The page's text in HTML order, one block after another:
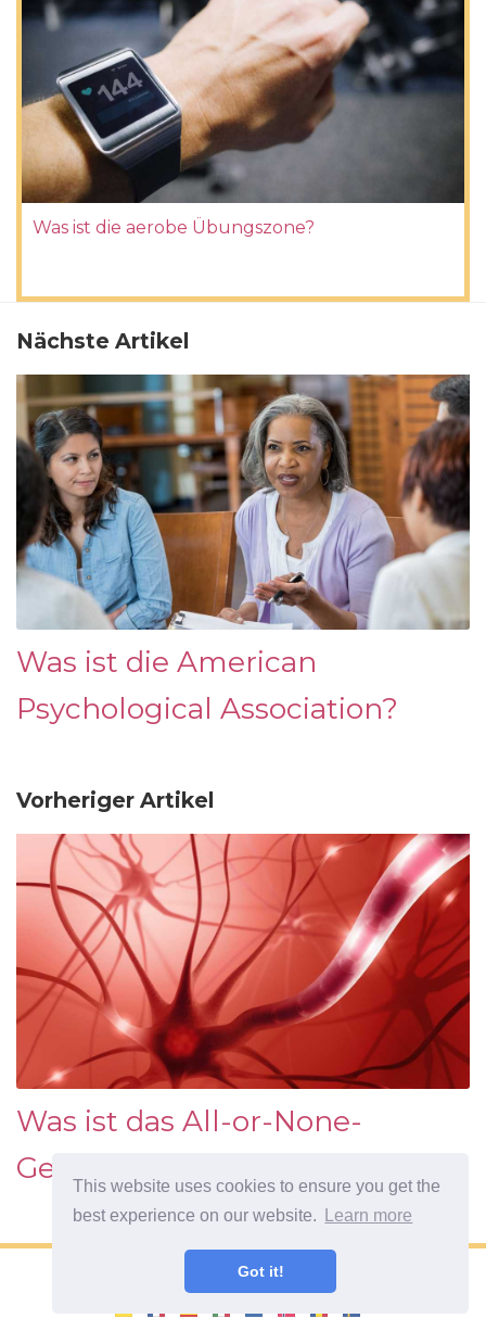
This website uses cookies to ensure you get the
best experience on our website.
Learn more
Got it!
Was ist die aerobe Übungszone?
Nächste Artikel
Was ist die American
Psychological Association?
Vorheriger Artikel
Was ist das All-or-None-
Gesetz?